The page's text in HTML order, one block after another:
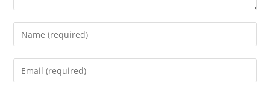
Enter
your
name
Enter
your